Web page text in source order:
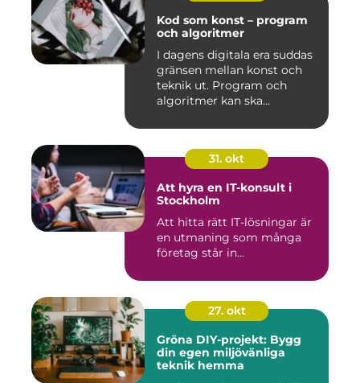
Kod som konst – program
och algoritmer
I dagens digitala era suddas
gränsen mellan konst och
teknik ut. Program och
algoritmer kan ska...
31. okt
Att hyra en IT-konsult i
Stockholm
Att hitta rätt IT-lösningar är
en utmaning som många
företag står in...
27. okt
Gröna DIY-projekt: Bygg
din egen miljövänliga
teknik hemma